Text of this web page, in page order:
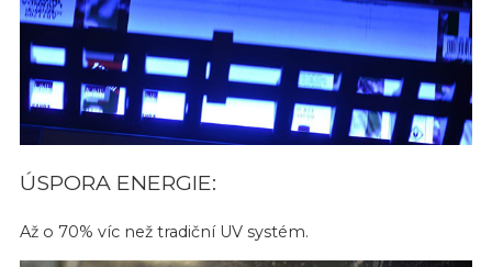
ÚSPORA ENERGIE:
Až o 70% víc než tradiční UV systém.